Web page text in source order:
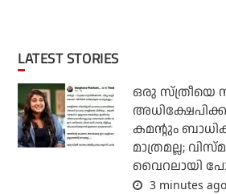
LATEST STORIES
ഒരു സ്ത്രീയെ
കമന്റും
മാത്രമല്ല;
വൈറലായി
3 minutes ago